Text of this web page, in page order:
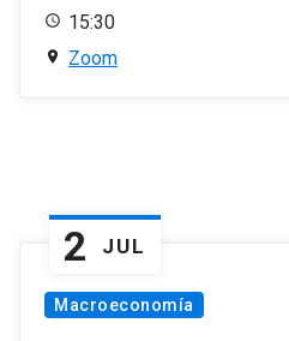
15:30
Zoom
2 JUL
Macroeconomía